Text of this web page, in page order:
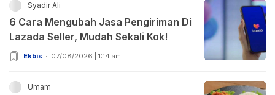
Syadir Ali
6 Cara Mengubah Jasa Pengiriman Di
Lazada Seller, Mudah Sekali Kok!
Ekbis 07/08/2026 | 1:14 am
Umam